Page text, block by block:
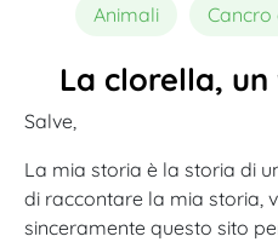
Animali
La clorella,
Salve,
La mia storia è la storia di
di raccontare la mia storia,
sinceramente questo sito